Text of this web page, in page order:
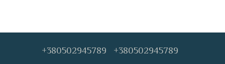
+380502945789 +380502945789